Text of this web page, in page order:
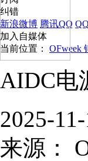
纠错
新浪微博 腾讯QQ
加入自媒体
当前位置： OFweek
AIDC电
2025-
来源：